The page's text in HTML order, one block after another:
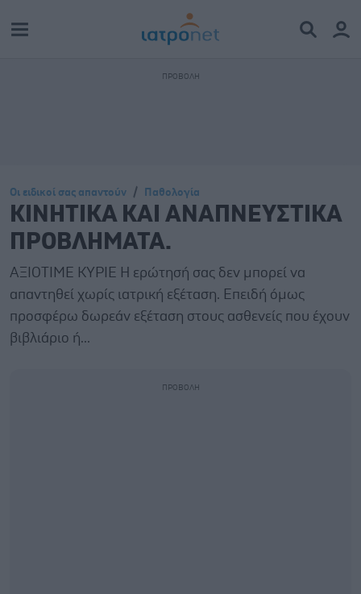
Οι ειδικοί σας απαντούν Παθολογία
ΚΙΝΗΤΙΚΑ ΚΑΙ ΑΝΑΠΝΕΥΣΤΙΚΑ
ΠΡΟΒΛΗΜΑΤΑ.
ΑΞΙΟΤΙΜΕ ΚΥΡΙΕ Η ερώτησή σας δεν μπορεί να
απαντηθεί χωρίς ιατρική εξέταση. Επειδή όμως
προσφέρω δωρεάν εξέταση στους ασθενείς που έχουν
βιβλιάριο ή...